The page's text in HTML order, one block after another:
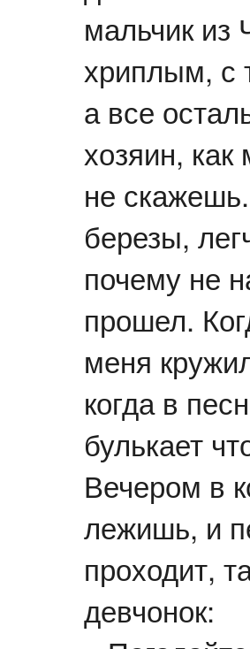
мальчик из
хриплым, с
а все
хозяин,
не
березы,
почему не
прошел.
меня
когда в
булькает
Вечером в
лежишь, и
проходит,
девчонок: